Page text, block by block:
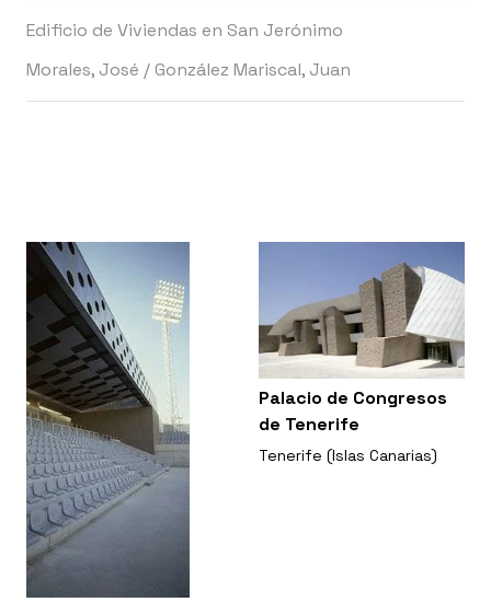
Edificio de Viviendas en San Jerónimo
Morales, José /González Mariscal, Juan
Palacio de Congresos
de Tenerife
Tenerife (Islas Canarias)